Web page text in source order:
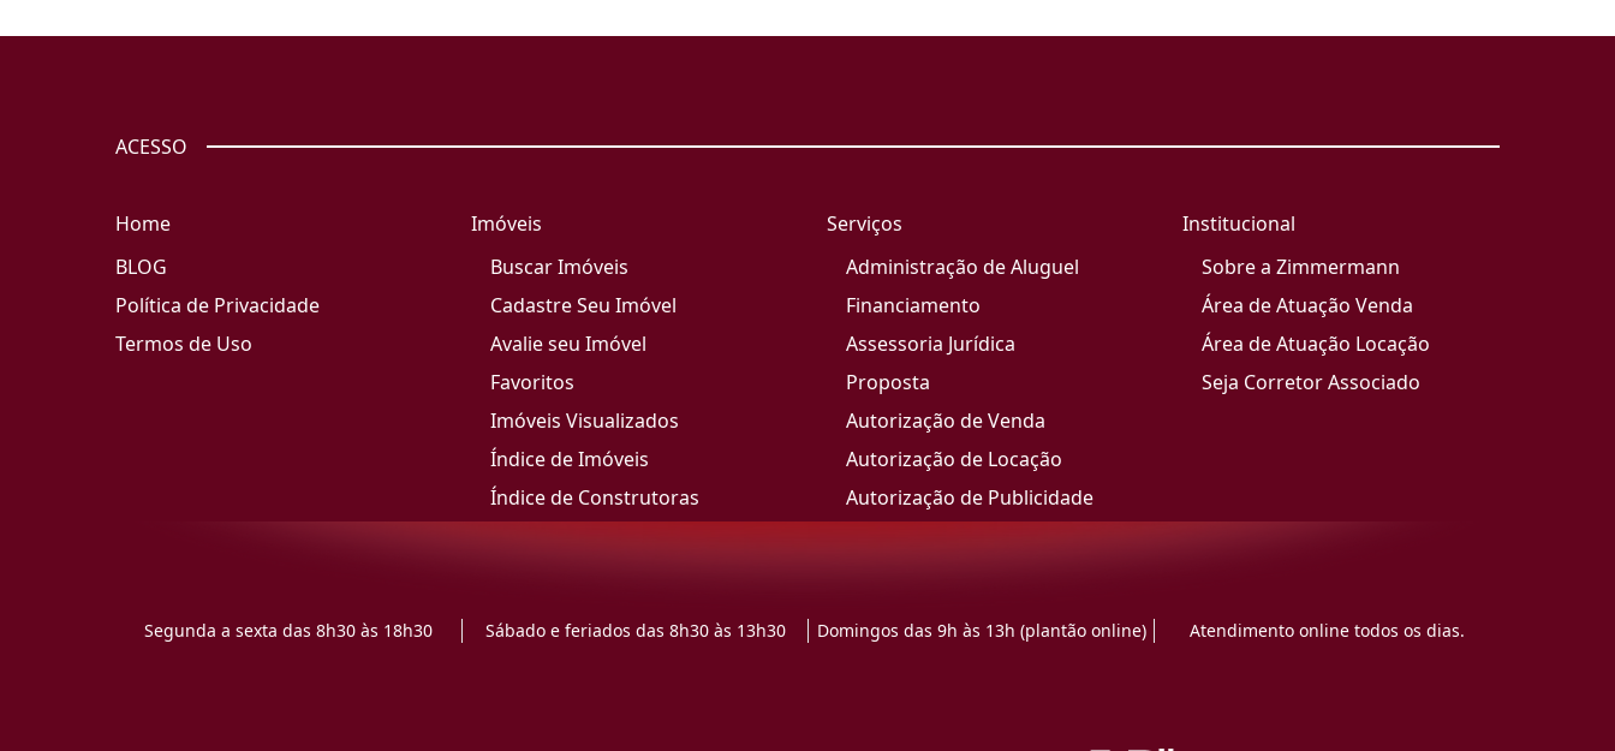
ACESSO
Home
BLOG
Política de Privacidade
Termos de Uso
Imóveis
Buscar Imóveis
Cadastre Seu Imóvel
Avalie seu Imóvel
Favoritos
Imóveis Visualizados
Índice de Imóveis
Índice de Construtoras
Serviços
Administração de Aluguel
Financiamento
Assessoria Jurídica
Proposta
Autorização de Venda
Autorização de Locação
Autorização de Publicidade
Institucional
Sobre a Zimmermann
Área de Atuação Venda
Área de Atuação Locação
Seja Corretor Associado
Segunda a sexta das 8h30 às 18h30 Sábado e feriados das 8h30 às 13h30 Domingos das 9h às 13h (plantão online) Atendimento online todos os dias.